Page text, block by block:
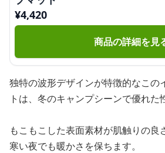
¥4,420
商品の詳細を見
独特の波形デザインが特徴的なこの
トは、冬のキャンプシーンで優れた
もこもこした表面素材が肌触りの良
寒い夜でも暖かさを保ちます。